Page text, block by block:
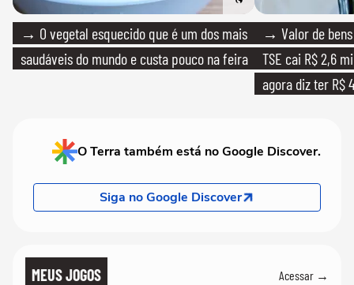
→ O vegetal esquecido que é um dos mais
saudáveis do mundo e custa pouco na feira
→ Valor de
TSE cai R$ 2,6
agora diz ter R$
O Terra também está no Google Discover.
Siga no Google Discover
MEUS JOGOS Acessar →